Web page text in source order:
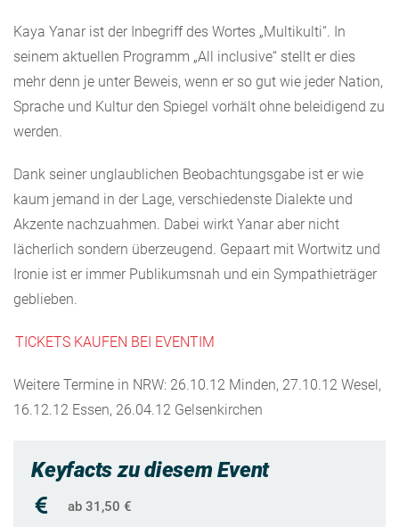
Kaya Yanar ist der Inbegriff des Wortes „Multikulti“. In
seinem aktuellen Programm „All inclusive“ stellt er dies
mehr denn je unter Beweis, wenn er so gut wie jeder Nation,
Sprache und Kultur den Spiegel vorhält ohne beleidigend zu
werden.
Dank seiner unglaublichen Beobachtungsgabe ist er wie
kaum jemand in der Lage, verschiedenste Dialekte und
Akzente nachzuahmen. Dabei wirkt Yanar aber nicht
lächerlich sondern überzeugend. Gepaart mit Wortwitz und
Ironie ist er immer Publikumsnah und ein Sympathieträger
geblieben.
TICKETS KAUFEN BEI EVENTIM
Weitere Termine in NRW: 26.10.12 Minden, 27.10.12 Wesel,
16.12.12 Essen, 26.04.12 Gelsenkirchen
Keyfacts zu diesem Event
ab 31,50 €